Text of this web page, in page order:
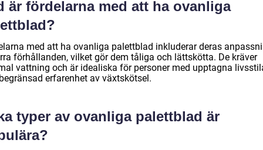
är fördelarna med att ha ovanliga
med att ha ovanliga palettblad inkluderar deras
förhållanden, vilket gör dem tåliga och lättskötta. De kräver
vattning och är idealiska för personer med upptagna
erfarenhet av växtskötsel.
typer av ovanliga palettblad är